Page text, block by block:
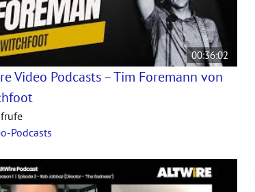
00:36:02
Video Podcasts – Tim Foremann von
Podcasts